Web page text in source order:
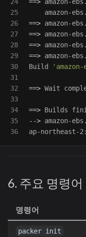
24
25
26
27
28
29
30
31
32
33
34
35
==> amazon-
==> amazon-
==> amazon-
==>
==> amazon-
Build
==> Wait
==>
--> amazon-
6. 주요 명령어
명령어
packer init